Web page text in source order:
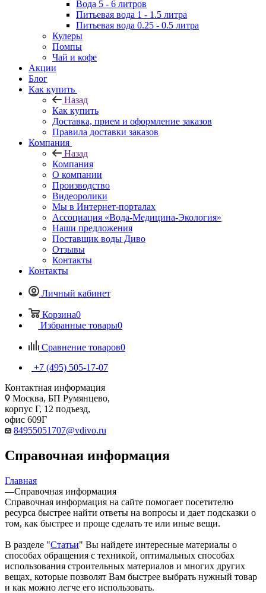
Вода 5 - 6 литров
Питьевая вода 1 - 1.5 литра
Питьевая вода 0.25 - 0.5 литра
Кулеры
Помпы
Чай и кофе
Акции
Блог
Как купить
Назад
Как купить
Доставка, прием и оформление заказов
Правила доставки заказов
Компания
Назад
Компания
О компании
Производство
Видеоролики
Мы в Интернет-порталах
Ассоциация «Вода-Медицина-Экология»
Наши предложения
Поставщик воды Диво
Отзывы
Контакты
Контакты
Личный кабинет
Корзина0
Избранные товары0
Сравнение товаров0
+7 (495) 505-17-07
Контактная информация
Москва, БП Румянцево,
корпус Г, 12 подъезд,
офис 609Г
84955051707@vdivo.ru
Справочная информация
Главная
—Справочная информация
Справочная информация на сайте помогает посетителю
ресурса быстрее найти ответы на вопросы и дает подсказки о
том, как быстрее и проще сделать те или иные вещи.
В разделе "Статьи" Вы найдете интересные материалы о
способах обращения с техникой, оптимальных способах
использования строительных материалов и многих других
вещах, которые позволят Вам быстрее выбрать нужный товар
и как можно легче его использовать.